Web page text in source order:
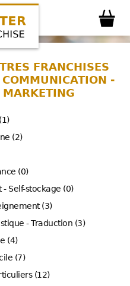
FRANCHISES
COMMUNICATION -
(2)
(0)
Self-stockage (0)
(3)
- Traduction (3)
(4)
(7)
(12)